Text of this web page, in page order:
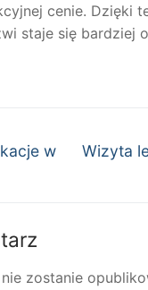
cenie. Dzięki
staje się bardziej
w
Następny
Wizyta
zostanie